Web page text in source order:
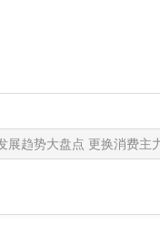
势大盘点 更换消费主力、发力二次装